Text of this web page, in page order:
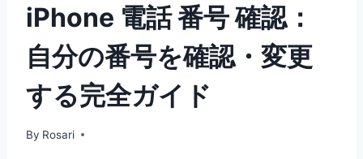
iPhone 電話 番号 確認：
自分の番号を確認・変更
する完全ガイド
By Rosari